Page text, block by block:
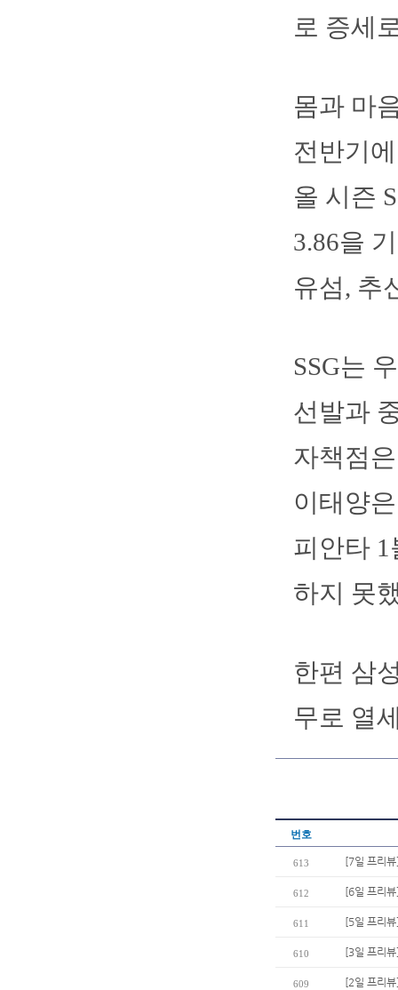
로 증세
몸과 마
전반기
올 시즌
3.86을
유섬, 추
SSG는
선발과
자책점
이태양
피안타
하지 못
한편 삼
무로 열
번호
613 [7일 프리
612 [6일 프리
611 [5일 프리
610 [3일 프리
609 [2일 프리